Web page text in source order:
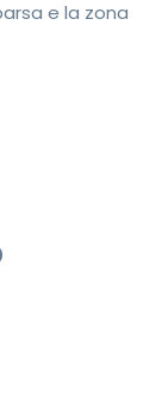
e la zona